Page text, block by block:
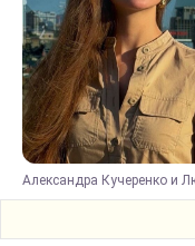
Александра Кучеренко и